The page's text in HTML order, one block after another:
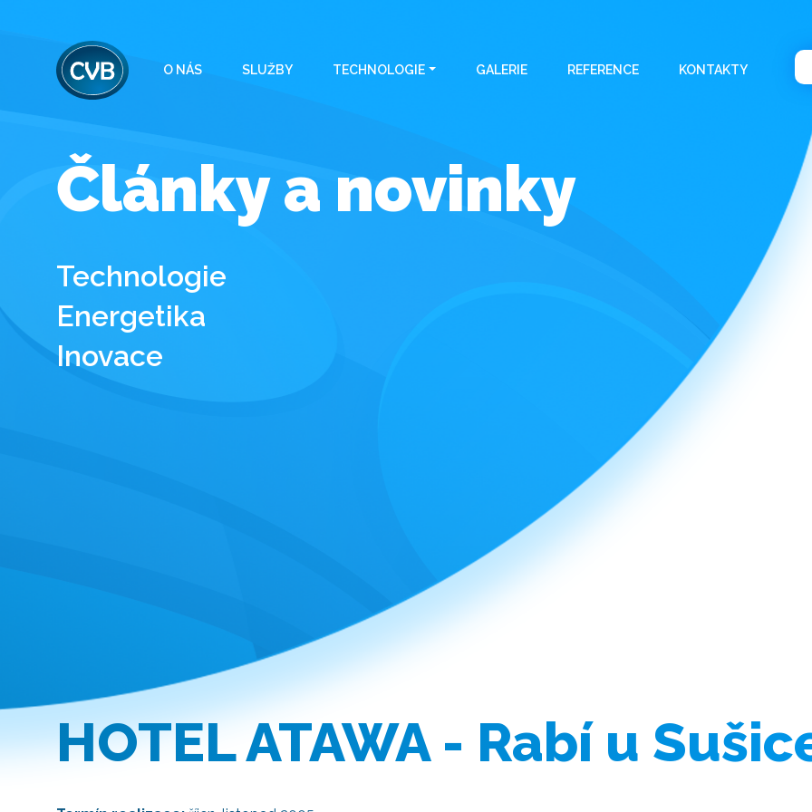
O NÁS SLUŽBY TECHNOLOGIE GALERIE REFERENCE KONTAKTY
Články a novinky
Technologie
Energetika
Inovace
HOTEL ATAWA - Rabí u